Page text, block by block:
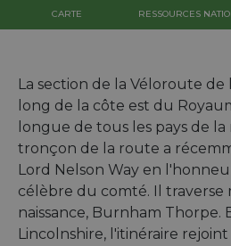
CARTE RESSOURCES
La section de la Véloroute
long de la côte est du
longue de tous les pays de
tronçon de la route a
Lord Nelson Way en
célèbre du comté. Il traverse
naissance, Burnham Thorpe.
Lincolnshire, l'itinéraire